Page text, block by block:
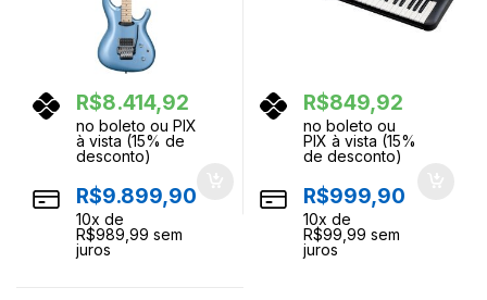
R$8.414,92
no boleto ou PIX
à vista (15% de
desconto)
R$9.899,90
10x de
R$989,99 sem
juros
R$849,92
no boleto ou
PIX à vista (15%
de desconto)
R$999,90
10x de
R$99,99 sem
juros